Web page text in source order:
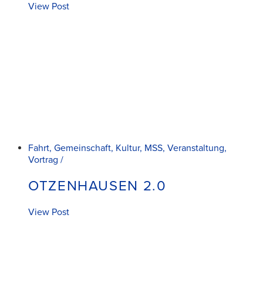
View Post
Fahrt, Gemeinschaft, Kultur, MSS, Veranstaltung,
Vortrag /
OTZENHAUSEN 2.0
View Post